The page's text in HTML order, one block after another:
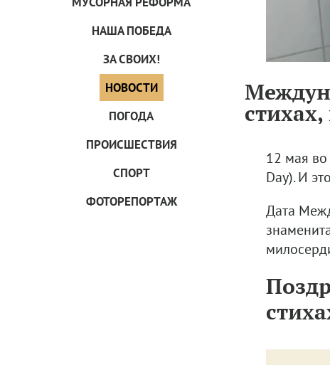
НАША ПОБЕДА
ЗА СВОИХ!
НОВОСТИ
ПОГОДА
ПРОИCШЕСТВИЯ
СПОРТ
ФОТОРЕПОРТАЖ
12 мая
Day). И
Дата